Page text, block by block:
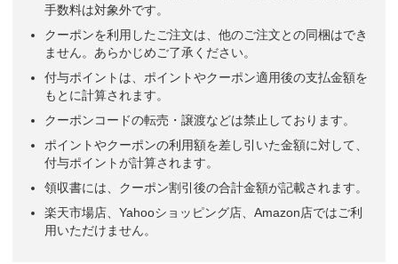
手数料は対象外です。
クーポンを利用したご注文は、他のご注文との同梱はでき
ません。あらかじめご了承ください。
付与ポイントは、ポイントやクーポン適用後の支払金額を
もとに計算されます。
クーポンコードの転売・譲渡などは禁止しております。
ポイントやクーポンの利用額を差し引いた金額に対して、
付与ポイントが計算されます。
領収書には、クーポン割引後の合計金額が記載されます。
楽天市場店、Yahooショッピング店、Amazon店ではご利
用いただけません。